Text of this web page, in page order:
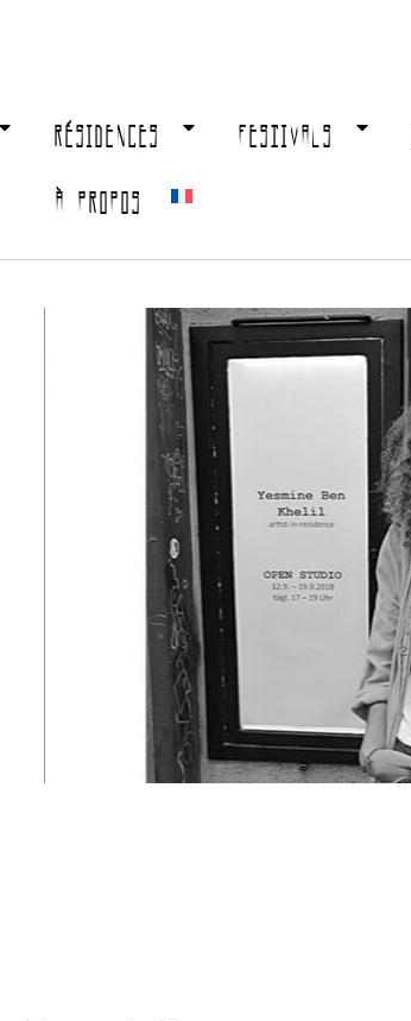
RÉSIDENCES FESTIVALS
À PROPOS